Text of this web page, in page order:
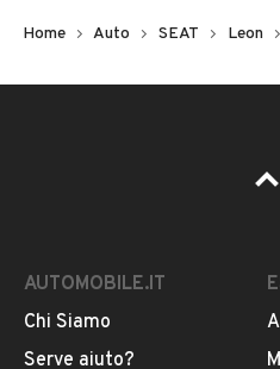
Home Auto SEAT Leon
AUTOMOBILE.IT
Chi Siamo
Serve aiuto?